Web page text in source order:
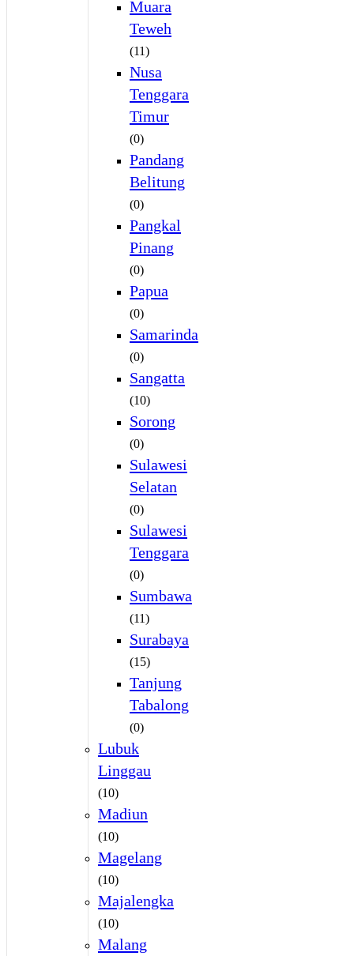
Muara
Teweh
(11)
Nusa
Tenggara
Timur
(0)
Pandang
Belitung
(0)
Pangkal
Pinang
(0)
Papua
(0)
Samarinda
(0)
Sangatta
(10)
Sorong
(0)
Sulawesi
Selatan
(0)
Sulawesi
Tenggara
(0)
Sumbawa
(11)
Surabaya
(15)
Tanjung
Tabalong
(0)
Lubuk
Linggau
(10)
Madiun
(10)
Magelang
(10)
Majalengka
(10)
Malang